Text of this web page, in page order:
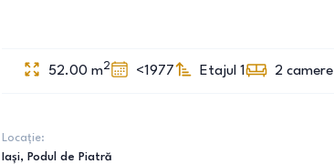
52.00 m2 <1977 Etajul 1 2 camere
Locație:
Iași, Podul de Piatră